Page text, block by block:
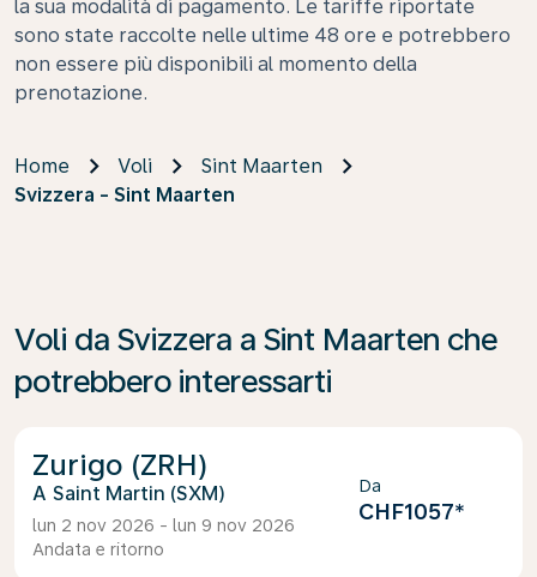
la sua modalità di pagamento. Le tariffe riportate
sono state raccolte nelle ultime 48 ore e potrebbero
non essere più disponibili al momento della
prenotazione.
Home Voli
Sint Maarten
Svizzera - Sint Maarten
Voli da Svizzera a Sint Maarten che
potrebbero interessarti
Zurigo (ZRH)
Saint Martin (SXM)
lun 2 nov 2026 - lun 9 nov 2026
Andata e ritorno
Da
CHF1057*